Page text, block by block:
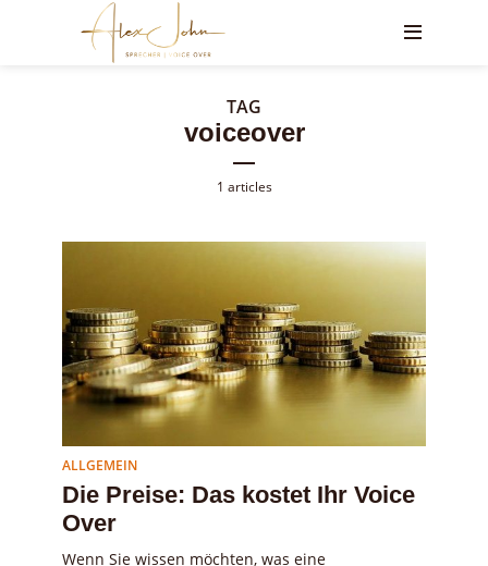
TAG
voiceover
1 articles
ALLGEMEIN
Die Preise: Das kostet Ihr Voice
Over
Wenn Sie wissen möchten, was eine